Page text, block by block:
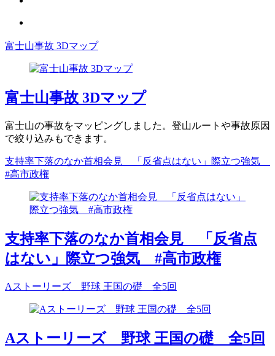
富士山事故 3Dマップ
富士山事故 3Dマップ
富士山の事故をマッピングしました。登山ルートや事故原因
で絞り込みもできます。
支持率下落のなか首相会見 「反省点はない」際立つ強気
#高市政権
支持率下落のなか首相会見 「反省点
はない」際立つ強気 #高市政権
Aストーリーズ 野球 王国の礎 全5回
Aストーリーズ 野球 王国の礎 全5回